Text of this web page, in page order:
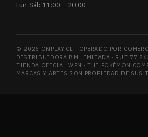
Lun-Sáb 11:00 – 20:00
© 2026 ONPLAY.CL · OPERADO POR
DISTRIBUIDORA BM LIMITADA · RUT
TIENDA OFICIAL WPN · THE POKÉMON
MARCAS Y ARTES SON PROPIEDAD DE SUS